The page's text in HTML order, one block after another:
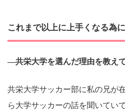
これまで以上に上手くなる為
―共栄大学を選んだ理由を教えて
共栄大学サッカー部に私の兄が
ら大学サッカーの話を聞いてい